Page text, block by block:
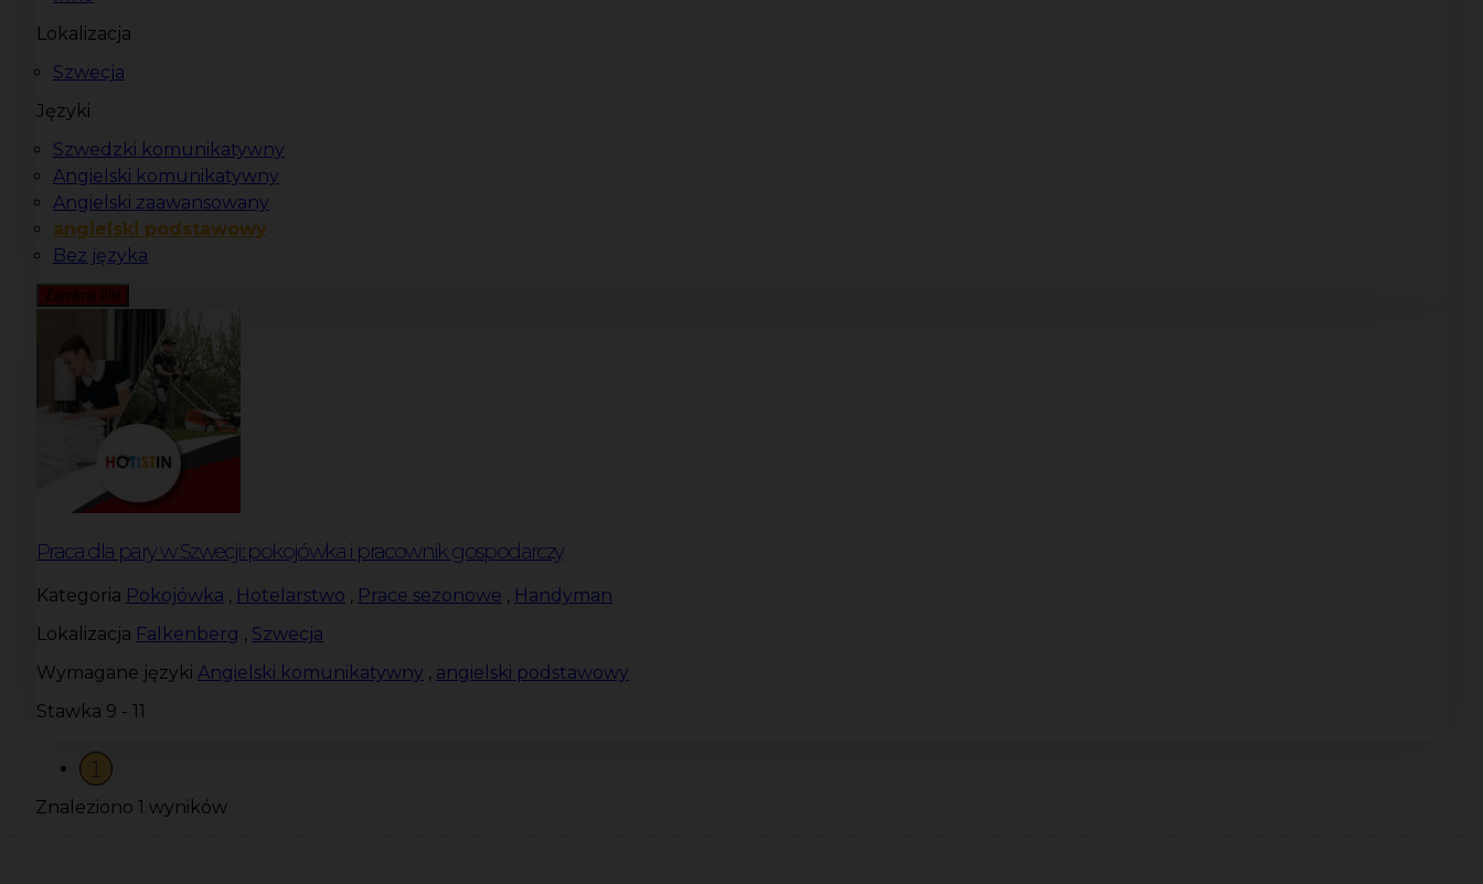
Lokalizacja
Szwecja
Języki
Szwedzki komunikatywny
Angielski komunikatywny
Angielski zaawansowany
angielski podstawowy
Bez języka
Zamknij filtr
Praca dla pary w Szwecji: pokojówka i pracownik gospodarczy
Kategoria Pokojówka , Hotelarstwo , Prace sezonowe , Handyman
Lokalizacja Falkenberg , Szwecja
Wymagane języki Angielski komunikatywny , angielski podstawowy
Stawka 9 - 11
1
Znaleziono 1 wyników